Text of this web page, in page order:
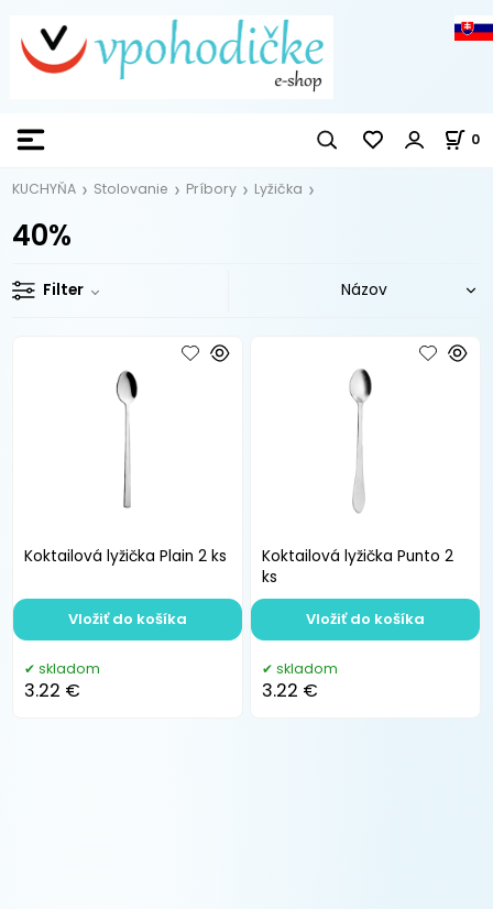
0
KUCHYŇA Stolovanie Príbory Lyžička
40%
Filter
Koktailová lyžička Plain 2 ks
skladom
3.22 €
Vložiť do košíka
Koktailová lyžička Punto 2
ks
skladom
3.22 €
Vložiť do košíka